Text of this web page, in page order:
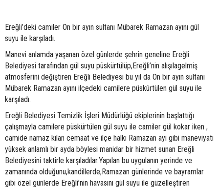
Ereğli’deki camiler On bir ayın sultanı Mübarek Ramazan ayını gül
suyu ile karşıladı.
Manevi anlamda yaşanan özel günlerde şehrin geneline Ereğli
Belediyesi tarafından gül suyu püskürtülüp,Ereğli’nin alışılagelmiş
atmosferini değiştiren Ereğli Belediyesi bu yıl da On bir ayın sultanı
Mübarek Ramazan ayını ilçedeki camilere püskürtülen gül suyu ile
karşıladı.
Ereğli Belediyesi Temizlik İşleri Müdürlüğü ekiplerinin başlattığı
çalışmayla camilere püskürtülen gül suyu ile camiler gül kokar iken ,
camide namaz kılan cemaat ve ilçe halkı Ramazan ayı gibi maneviyatı
yüksek anlamlı bir ayda böylesi manidar bir hizmet sunan Ereğli
Belediyesini taktirle karşıladılar.Yapılan bu uygulanın yerinde ve
zamanında olduğunu,kandillerde,Ramazan günlerinde ve bayramlar
gibi özel günlerde Ereğli’nin havasını gül suyu ile güzelleştiren